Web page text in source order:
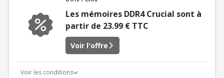
Les mémoires DDR4 Crucial sont à
partir de 23.99 € TTC
Voir l'offre
Voir les conditions